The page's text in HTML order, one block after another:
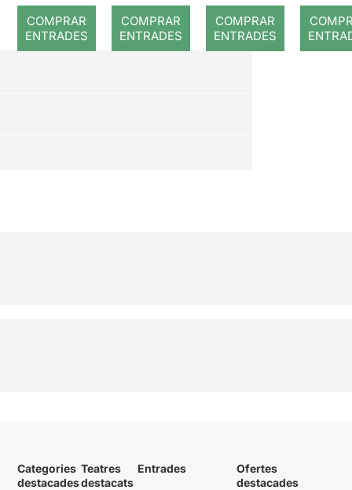
COMPRAR
ENTRADES
COMPRAR
ENTRADES
romput
COMPRAR
ENTRADES
Categories
destacades
Teatres
destacats
Entrades
Ofertes
destacades